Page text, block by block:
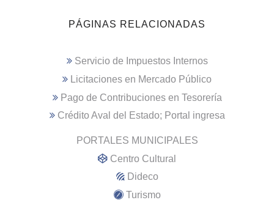
PÁGINAS RELACIONADAS
Servicio de Impuestos Internos
Licitaciones en Mercado Público
Pago de Contribuciones en Tesorería
Crédito Aval del Estado; Portal ingresa
PORTALES MUNICIPALES
Centro Cultural
Dideco
Turismo